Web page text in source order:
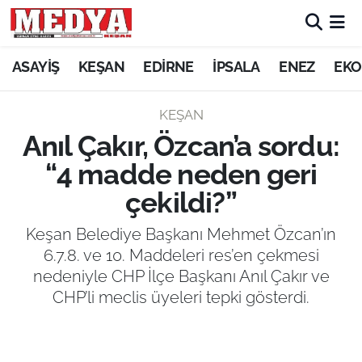
ASAYİŞ KEŞAN EDİRNE İPSALA ENEZ
KEŞAN
Anıl Çakır, Özcan’a sordu:
“4 madde neden geri
çekildi?”
Keşan Belediye Başkanı Mehmet Özcan’ın
6.7.8. ve 10. Maddeleri res’en çekmesi
nedeniyle CHP İlçe Başkanı Anıl Çakır ve
CHP’li meclis üyeleri tepki gösterdi.
KEŞAN
ASAYİŞ
SİYASET
GÜNDEM
EKONOMİ